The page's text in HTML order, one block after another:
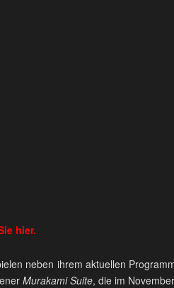
hier.
neben ihrem aktuellen
Murakami Suite, die im